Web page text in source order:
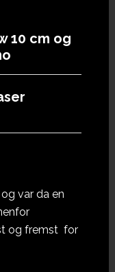
10 cm og
var da en
og fremst for